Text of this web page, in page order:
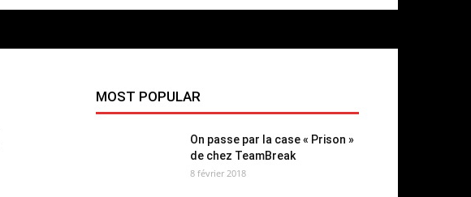
MOST POPULAR
On passe par la case « Prison »
de chez TeamBreak
8 février 2018